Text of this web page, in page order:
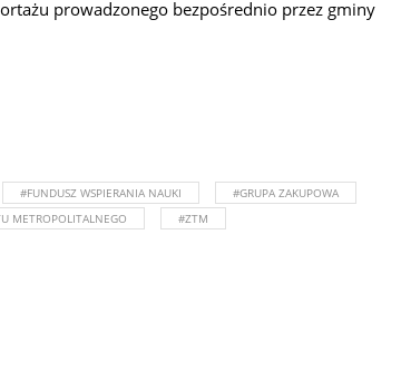
prowadzonego bezpośrednio przez gminy
#FUNDUSZ WSPIERANIA NAUKI
#GRUPA ZAKUPOWA
METROPOLITALNEGO #ZTM